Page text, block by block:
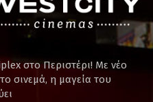
στο Περιστέρι! Mε νέο
σινεμά, η μαγεία του